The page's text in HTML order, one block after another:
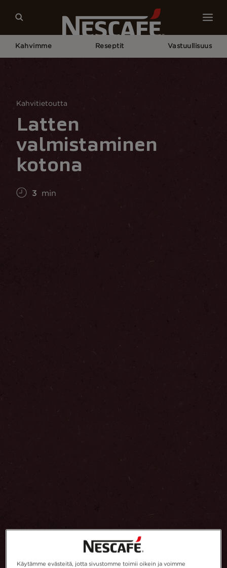
Kahvimme Reseptit Vastuullisuus
Kahvitietoutta
Latten
valmistaminen
kotona
3 min
Käytämme evästeitä, jotta sivustomme toimii oikein ja voimme